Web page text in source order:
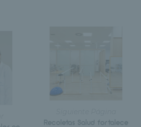
Recoletas Salud fortalece